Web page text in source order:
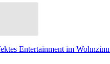
Entertainment im